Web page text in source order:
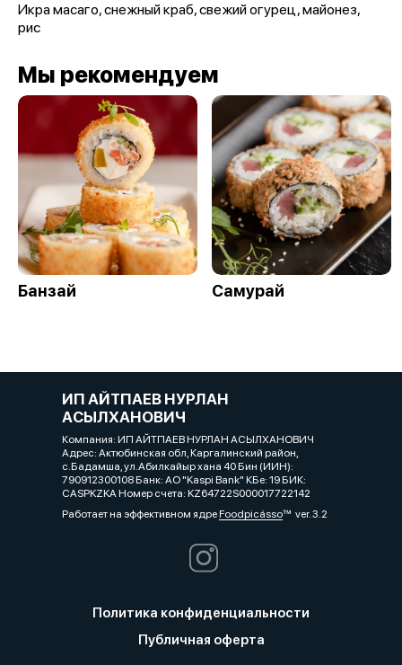
Икра масаго, снежный краб, свежий огурец, майонез,
рис
Мы рекомендуем
Банзай Самурай
ИП АЙТПАЕВ НУРЛАН
АСЫЛХАНОВИЧ
Компания: ИП АЙТПАЕВ НУРЛАН АСЫЛХАНОВИЧ
Адрес: Актюбинская обл, Каргалинский район,
с.Бадамша, ул.Абилкайыр хана 40 Бин (ИИН):
790912300108 Банк: АО "Kaspi Bank" КБе: 19 БИК:
CASPKZKA Номер счета: KZ64722S000017722142
Работает на эффективном ядреFoodpicássover. 3.2
Политика конфиденциальности
Публичная оферта